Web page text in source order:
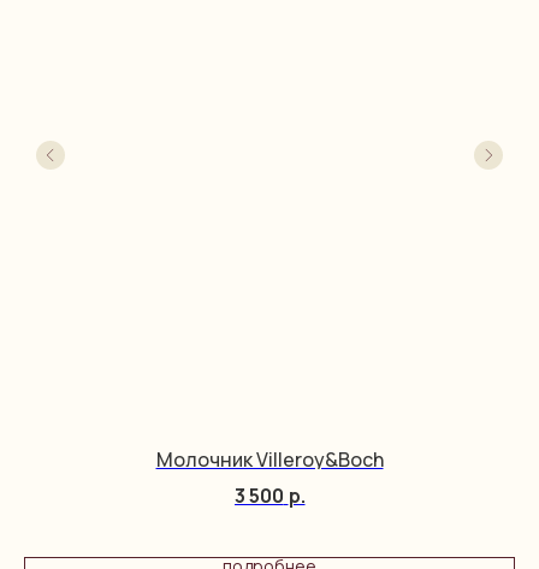
Молочник Villeroy&Boch
3 500 р.